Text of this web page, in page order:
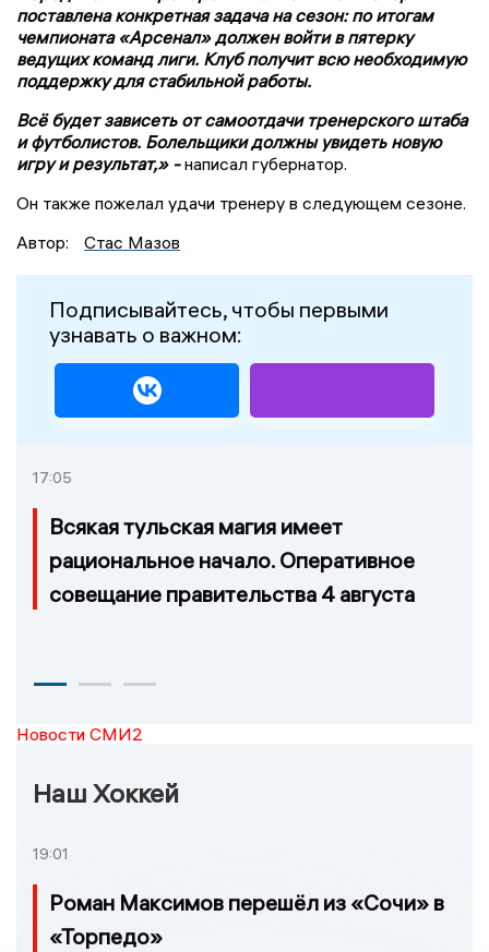
поставлена конкретная задача на сезон: по итогам
чемпионата «Арсенал» должен войти в пятерку
ведущих команд лиги. Клуб получит всю необходимую
поддержку для стабильной работы.
Всё будет зависеть от самоотдачи тренерского штаба
и футболистов. Болельщики должны увидеть новую
игру и результат,» -написал губернатор.
Он также пожелал удачи тренеру в следующем сезоне.
Автор:
Стас Мазов
Подписывайтесь, чтобы первыми
узнавать о важном:
17:05
Всякая тульская магия имеет
рациональное начало. Оперативное
совещание правительства 4 августа
Новости СМИ2
Наш Хоккей
19:01
Роман Максимов перешёл из «Сочи» в
«Торпедо»